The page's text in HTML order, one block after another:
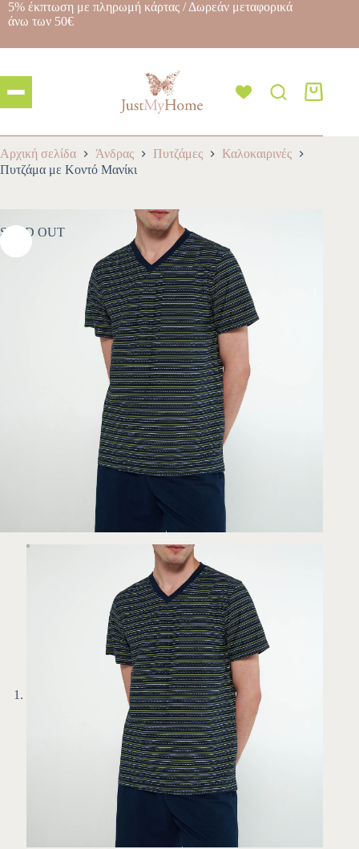
5% έκπτωση με πληρωμή κάρτας / Δωρεάν μεταφορικά
άνω των 50€
Αρχική σελίδα Άνδρας Πυτζάμες
Καλοκαιρινές
Πυτζάμα με Κοντό Μανίκι
SOLD OUT